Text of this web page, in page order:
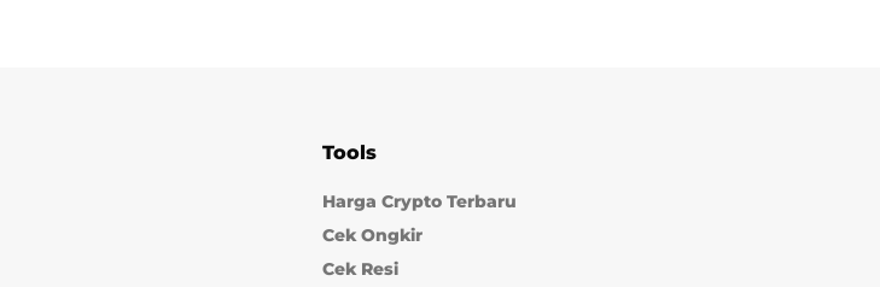
Tools
Harga Crypto Terbaru
Cek Ongkir
Cek Resi